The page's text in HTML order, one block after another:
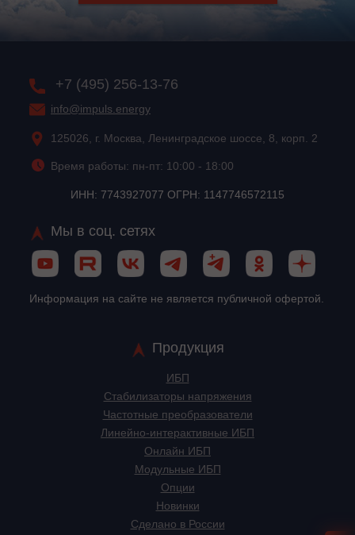
+7 (495) 256-13-76
info@impuls.energy
125026, г. Москва, Ленинградское шоссе, 8, корп. 2
Время работы: пн-пт: 10:00 - 18:00
ИНН: 7743927077 ОГРН: 1147746572115
Мы в соц. сетях
Информация на сайте не является публичной офертой.
Продукция
ИБП
Стабилизаторы напряжения
Частотные преобразователи
Линейно-интерактивные ИБП
Онлайн ИБП
Модульные ИБП
Опции
Новинки
Сделано в России